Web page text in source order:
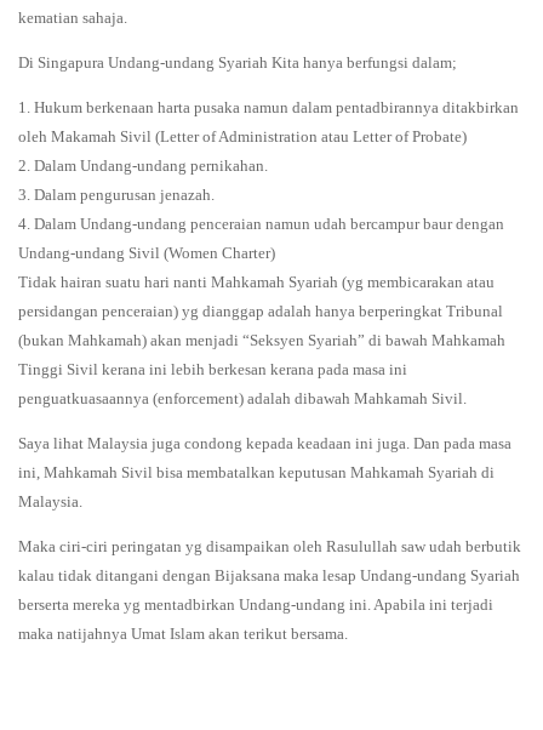
kematian sahaja.
Di Singapura Undang-undang Syariah Kita hanya berfungsi dalam;
1. Hukum berkenaan harta pusaka namun dalam pentadbirannya ditakbirkan
oleh Makamah Sivil (Letter of Administration atau Letter of Probate)
2. Dalam Undang-undang pernikahan.
3. Dalam pengurusan jenazah.
4. Dalam Undang-undang penceraian namun udah bercampur baur dengan
Undang-undang Sivil (Women Charter)
Tidak hairan suatu hari nanti Mahkamah Syariah (yg membicarakan atau
persidangan penceraian) yg dianggap adalah hanya berperingkat Tribunal
(bukan Mahkamah) akan menjadi “Seksyen Syariah” di bawah Mahkamah
Tinggi Sivil kerana ini lebih berkesan kerana pada masa ini
penguatkuasaannya (enforcement) adalah dibawah Mahkamah Sivil.
Saya lihat Malaysia juga condong kepada keadaan ini juga. Dan pada masa
ini, Mahkamah Sivil bisa membatalkan keputusan Mahkamah Syariah di
Malaysia.
Maka ciri-ciri peringatan yg disampaikan oleh Rasulullah saw udah berbutik
kalau tidak ditangani dengan Bijaksana maka lesap Undang-undang Syariah
berserta mereka yg mentadbirkan Undang-undang ini. Apabila ini terjadi
maka natijahnya Umat Islam akan terikut bersama.